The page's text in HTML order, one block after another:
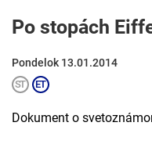
Po stopách
Pondelok 13.01.2014
Dokument o